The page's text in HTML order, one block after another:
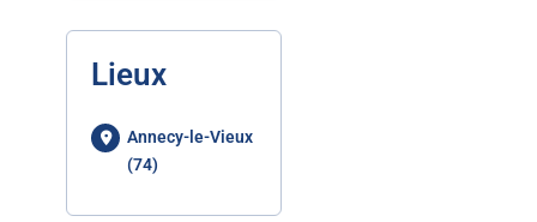
Lieux
Annecy-le-Vieux
(74)